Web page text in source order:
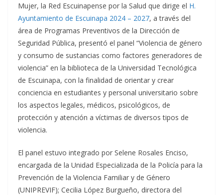
Mujer, la Red Escuinapense por la Salud que dirige el H.
Ayuntamiento de Escuinapa 2024 – 2027, a través del
área de Programas Preventivos de la Dirección de
Seguridad Pública, presentó el panel “Violencia de género
y consumo de sustancias como factores generadores de
violencia” en la biblioteca de la Universidad Tecnológica
de Escuinapa, con la finalidad de orientar y crear
conciencia en estudiantes y personal universitario sobre
los aspectos legales, médicos, psicológicos, de
protección y atención a víctimas de diversos tipos de
violencia.
El panel estuvo integrado por Selene Rosales Enciso,
encargada de la Unidad Especializada de la Policía para la
Prevención de la Violencia Familiar y de Género
(UNIPREVIF); Cecilia López Burgueño, directora del